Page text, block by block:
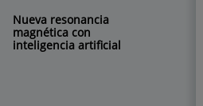
Nueva resonancia
magnética con
inteligencia artificial